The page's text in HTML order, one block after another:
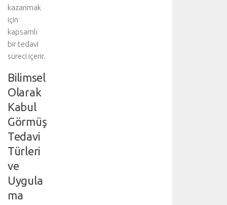
kazanmak
için
kapsamlı
bir tedavi
süreci içerir.
Bilimsel
Olarak
Kabul
Görmüş
Tedavi
Türleri
ve
Uygula
ma